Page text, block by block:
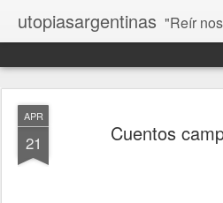
utopiasargentinas "Reír nos hizo invencibles. No como
APR
21 Cuentos